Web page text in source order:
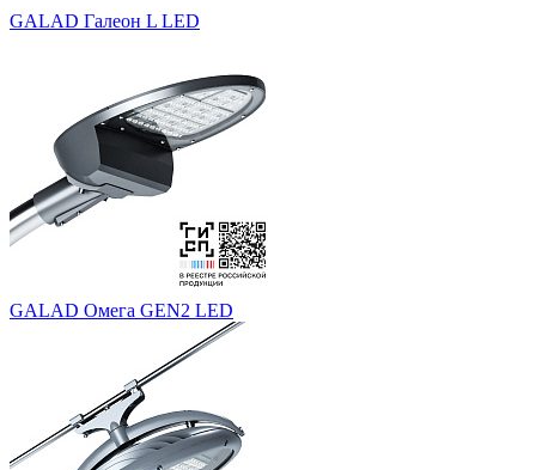
GALAD Галеон L LED
GALAD Омега GEN2 LED